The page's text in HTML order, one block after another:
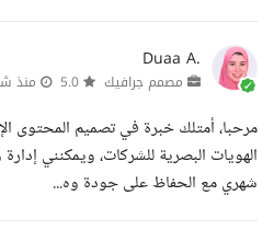
Duaa A.
مصمم جرافيك منذ
مرحبا، أمتلك خبرة في تصميم المحتوى
الهويات البصرية للشركات، ويمكنني
شهري مع الحفاظ على جودة وه...